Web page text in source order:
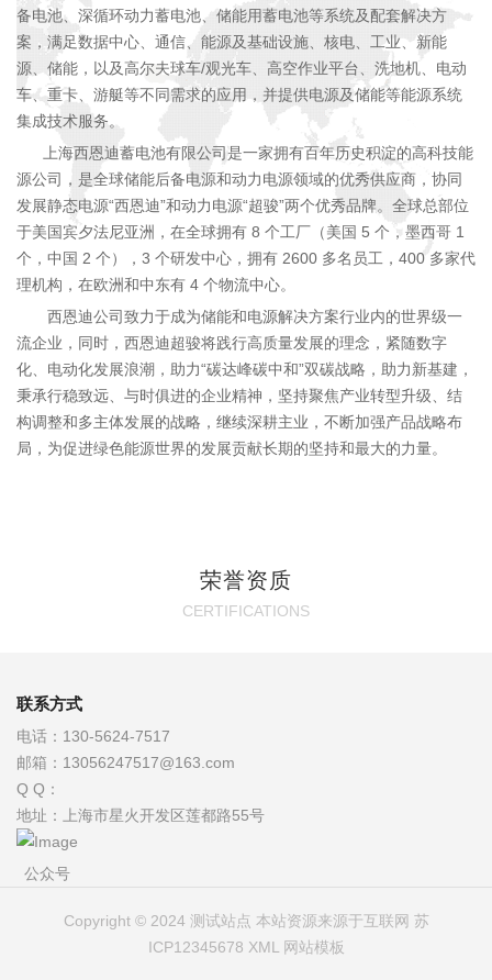
备电池、深循环动力蓄电池、储能用蓄电池等系统及配套解决方
案，满足数据中心、通信、能源及基础设施、核电、工业、新能
源、储能，以及高尔夫球车/观光车、高空作业平台、洗地机、电动
车、重卡、游艇等不同需求的应用，并提供电源及储能等能源系统
集成技术服务。
上海西恩迪蓄电池有限公司是一家拥有百年历史积淀的高科技能
源公司，是全球储能后备电源和动力电源领域的优秀供应商，协同
发展静态电源“西恩迪”和动力电源“超骏”两个优秀品牌。全球总部位
于美国宾夕法尼亚洲，在全球拥有 8 个工厂（美国 5 个，墨西哥 1
个，中国 2 个），3 个研发中心，拥有 2600 多名员工，400 多家代
理机构，在欧洲和中东有 4 个物流中心。
西恩迪公司致力于成为储能和电源解决方案行业内的世界级一
流企业，同时，西恩迪超骏将践行高质量发展的理念，紧随数字
化、电动化发展浪潮，助力“碳达峰碳中和”双碳战略，助力新基建，
秉承行稳致远、与时俱进的企业精神，坚持聚焦产业转型升级、结
构调整和多主体发展的战略，继续深耕主业，不断加强产品战略布
局，为促进绿色能源世界的发展贡献长期的坚持和最大的力量。
荣誉资质
CERTIFICATIONS
联系方式
电话： 130-5624-7517
邮箱： 13056247517@163.com
Q Q：
地址： 上海市星火开发区莲都路55号
公众号
Copyright © 2024 测试站点 本站资源来源于互联网 苏
ICP12345678 XML 网站模板